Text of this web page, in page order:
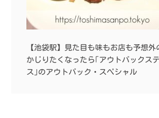
【池袋駅】見た目も味もお店も予想外
かじりたくなったら｢アウトバックス
ス｣のアウトバック・スぺシャル